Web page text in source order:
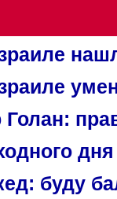
Голан:
буду